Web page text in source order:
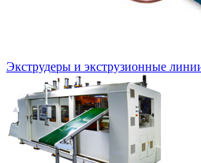
Экструдеры и экструзионные